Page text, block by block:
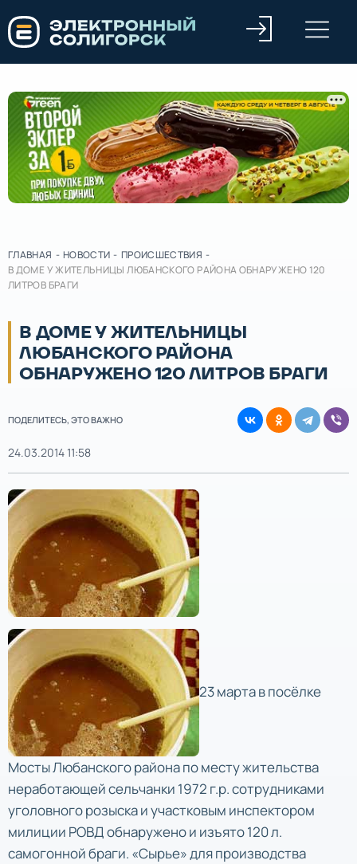
ГЛАВНАЯ - НОВОСТИ - ПРОИСШЕСТВИЯ -
В ДОМЕ У ЖИТЕЛЬНИЦЫ ЛЮБАНСКОГО РАЙОНА ОБНАРУЖЕНО 120
ЛИТРОВ БРАГИ
В ДОМЕ У ЖИТЕЛЬНИЦЫ
ЛЮБАНСКОГО РАЙОНА
ОБНАРУЖЕНО 120 ЛИТРОВ БРАГИ
ПОДЕЛИТЕСЬ, ЭТО ВАЖНО
24.03.2014 11:58
23 марта в посёлке
Мосты Любанского района по месту жительства
неработающей сельчанки 1972 г.р. сотрудниками
уголовного розыска и участковым инспектором
милиции РОВД обнаружено и изъято 120 л.
самогонной браги. «Сырье» для производства